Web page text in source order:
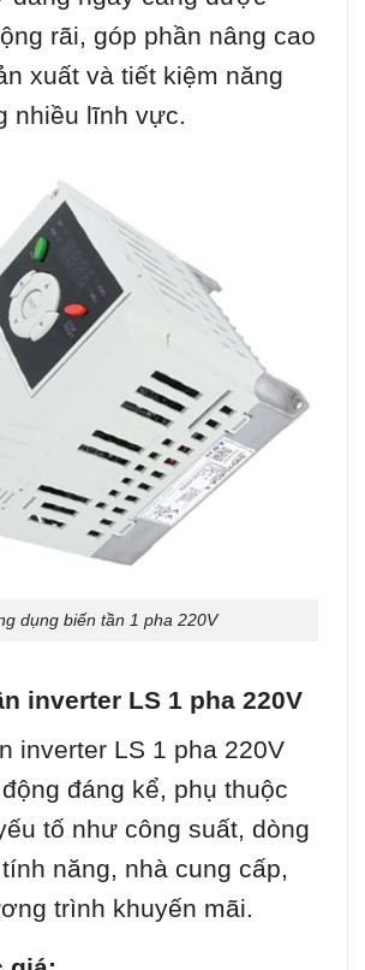
rãi, góp phần nâng cao
xuất và tiết kiệm năng
nhiều lĩnh vực.
dụng biến tần 1 pha 220V
inverter LS 1 pha 220V
inverter LS 1 pha 220V
đáng kể, phụ thuộc
tố như công suất, dòng
năng, nhà cung cấp,
trình khuyến mãi.